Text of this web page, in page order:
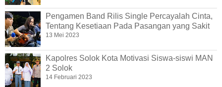
Pengamen Band Rilis Single Percayalah Cinta,
Tentang Kesetiaan Pada Pasangan yang Sakit
13 Mei 2023
Kapolres Solok Kota Motivasi Siswa-siswi MAN
2 Solok
14 Februari 2023